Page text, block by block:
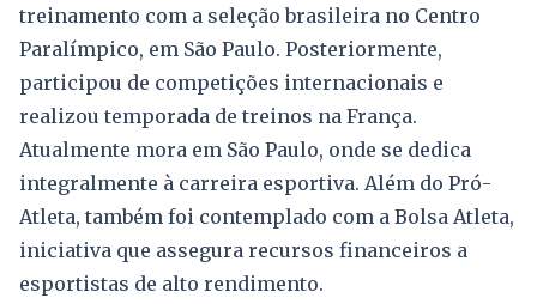
treinamento com a seleção brasileira no Centro
Paralímpico, em São Paulo. Posteriormente,
participou de competições internacionais e
realizou temporada de treinos na França.
Atualmente mora em São Paulo, onde se dedica
integralmente à carreira esportiva. Além do Pró-
Atleta, também foi contemplado com a Bolsa Atleta,
iniciativa que assegura recursos financeiros a
esportistas de alto rendimento.